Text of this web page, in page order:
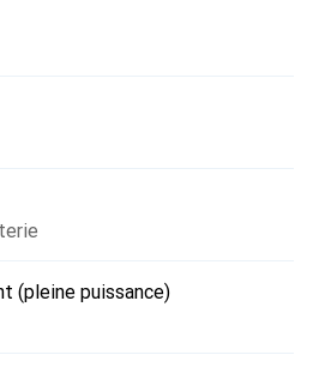
fonctionnalité et confort,
pratique pour tous ceux qui
(pleine puissance)